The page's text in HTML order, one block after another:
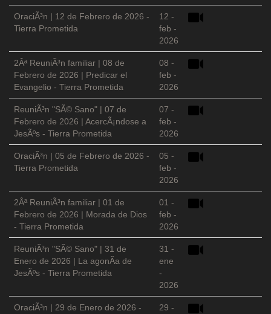
OraciÃ³n | 12 de Febrero de 2026 -
Tierra Prometida
12 -
feb -
2026
2Âª ReuniÃ³n familiar | 08 de
Febrero de 2026 | Predicar el
Evangelio - Tierra Prometida
08 -
feb -
2026
ReuniÃ³n "SÃ© Sano" | 07 de
Febrero de 2026 | AcercÃ¡ndose a
JesÃºs - Tierra Prometida
07 -
feb -
2026
OraciÃ³n | 05 de Febrero de 2026 -
Tierra Prometida
05 -
feb -
2026
2Âª ReuniÃ³n familiar | 01 de
Febrero de 2026 | Morada de Dios
- Tierra Prometida
01 -
feb -
2026
ReuniÃ³n "SÃ© Sano" | 31 de
Enero de 2026 | La agonÃ­a de
JesÃºs - Tierra Prometida
31 -
ene
-
2026
OraciÃ³n | 29 de Enero de 2026 -
29 -